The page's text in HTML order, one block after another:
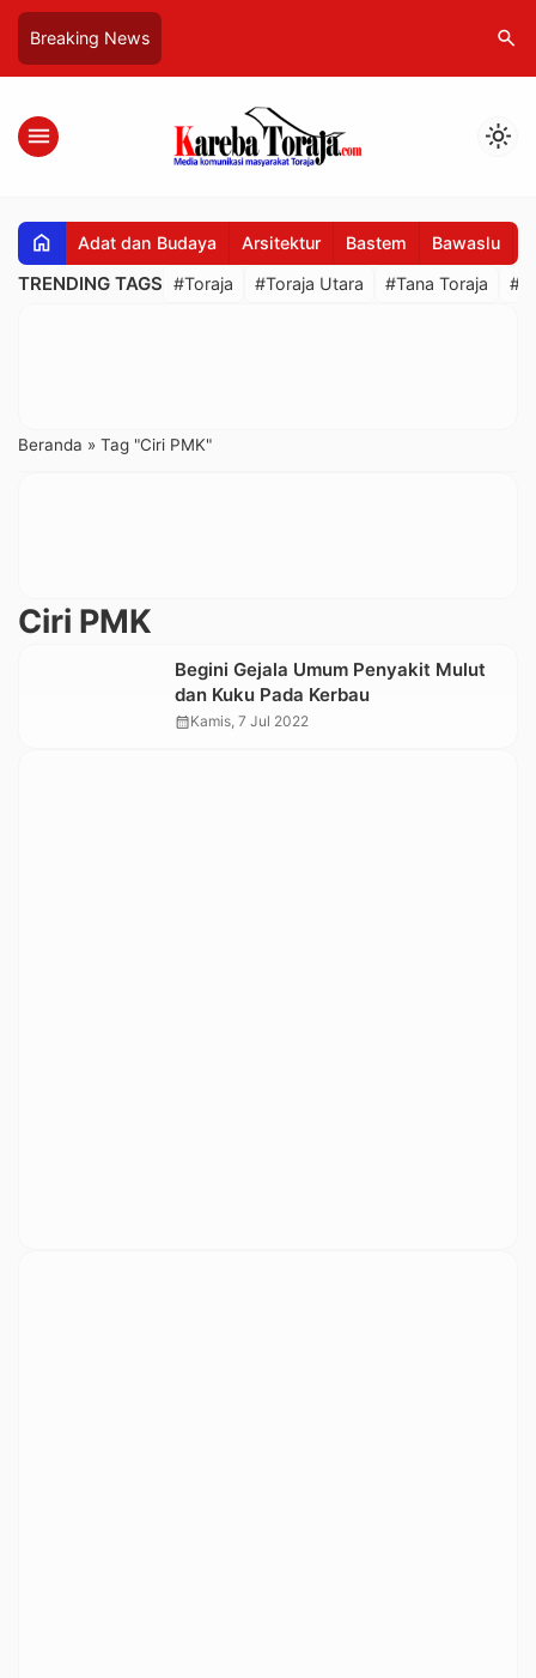
Breaking News search
menu light_mode
home Adat dan Budaya Arsitektur Bastem Bawaslu
TRENDING TAGS #Toraja #Toraja Utara #Tana Toraja
Beranda » Tag "Ciri PMK"
Ciri PMK
Begini Gejala Umum Penyakit Mulut
dan Kuku Pada Kerbau
calendar_monthKamis, 7 Jul 2022